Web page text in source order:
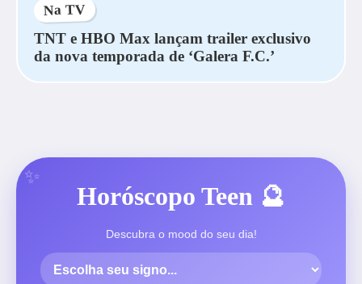
Na TV
TNT e HBO Max lançam trailer exclusivo
da nova temporada de ‘Galera F.C.’
Horóscopo Teen 🔮
Descubra o mood do seu dia!